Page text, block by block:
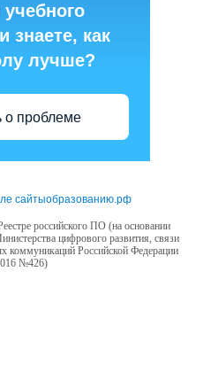
учебного
знаете, как
лучше?
о проблеме
сайтыобразованию.рф
российского ПО (на основании
цифрового развития, связи
коммуникаций Российской Федерации
№426)